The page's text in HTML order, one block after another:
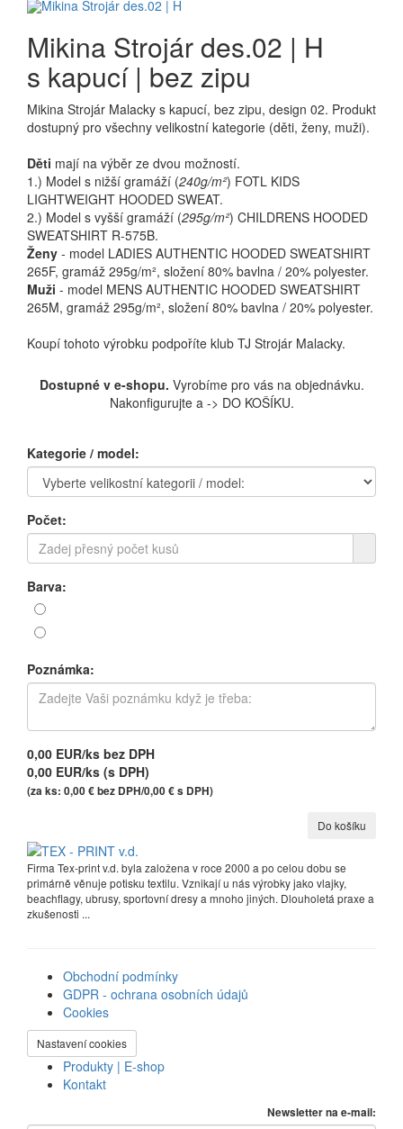
Mikina Strojár des.02 | H
s kapucí | bez zipu
Mikina Strojár Malacky s kapucí, bez zipu, design 02. Produkt
dostupný pro všechny velikostní kategorie (děti, ženy, muži).
Děti mají na výběr ze dvou možností.
1.) Model s nižší gramáží (240g/m²) FOTL KIDS
LIGHTWEIGHT HOODED SWEAT.
2.) Model s vyšší gramáží (295g/m²) CHILDRENS HOODED
SWEATSHIRT R-575B.
Ženy - model LADIES AUTHENTIC HOODED SWEATSHIRT
265F, gramáž 295g/m², složení 80% bavlna / 20% polyester.
Muži - model MENS AUTHENTIC HOODED SWEATSHIRT
265M, gramáž 295g/m², složení 80% bavlna / 20% polyester.
Koupí tohoto výrobku podpoříte klub TJ Strojár Malacky.
Dostupné v e-shopu. Vyrobíme pro vás na objednávku.
Nakonfigurujte a -> DO KOŠÍKU.
Kategorie / model:
Počet:
Barva:
Poznámka:
0,00 EUR/ks bez DPH
0,00 EUR/ks (s DPH)
(za ks: 0,00 € bez DPH/0,00 € s DPH)
Firma Tex-print v.d. byla založena v roce 2000 a po celou dobu se
primárně věnuje potisku textilu. Vznikají u nás výrobky jako vlajky,
beachflagy, ubrusy, sportovní dresy a mnoho jiných. Dlouholetá praxe a
zkušenosti ...
Obchodní podmínky
GDPR - ochrana osobních údajů
Cookies
Nastavení cookies
Produkty | E-shop
Kontakt
Newsletter na e-mail: